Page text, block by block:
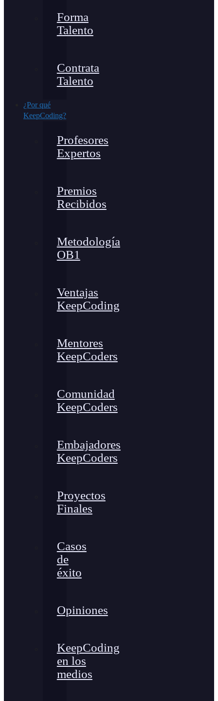
Forma
Talento
Contrata
Talento
¿Por qué
KeepCoding?
Profesores
Expertos
Premios
Recibidos
Metodología
OB1
Ventajas
KeepCoding
Mentores
KeepCoders
Comunidad
KeepCoders
Embajadores
KeepCoders
Proyectos
Finales
Casos
de
éxito
Opiniones
KeepCoding
en los
medios